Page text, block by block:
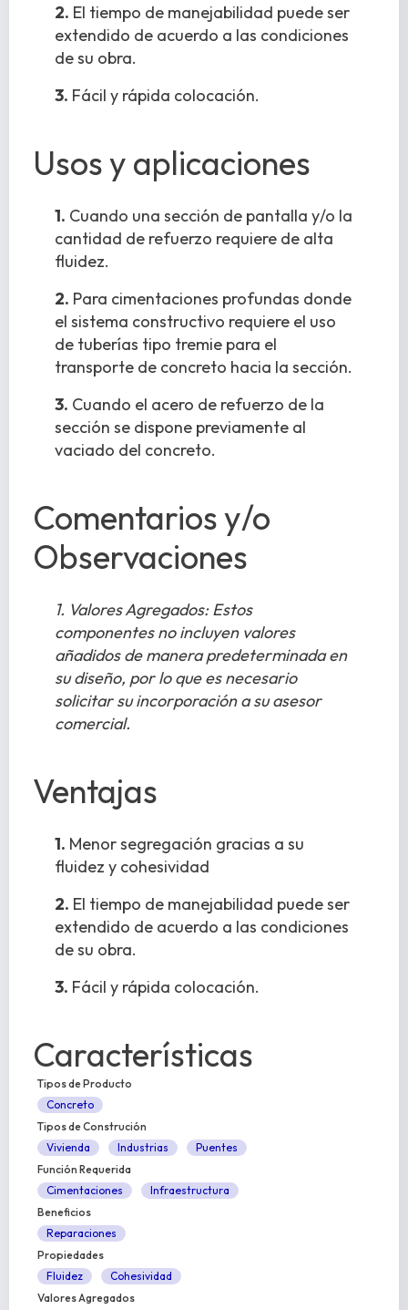
2. El tiempo de manejabilidad puede ser
extendido de acuerdo a las condiciones
de su obra.
3. Fácil y rápida colocación.
Usos y aplicaciones
1. Cuando una sección de pantalla y/o la
cantidad de refuerzo requiere de alta
fluidez.
2. Para cimentaciones profundas donde
el sistema constructivo requiere el uso
de tuberías tipo tremie para el
transporte de concreto hacia la sección.
3. Cuando el acero de refuerzo de la
sección se dispone previamente al
vaciado del concreto.
Comentarios y/o
Observaciones
1. Valores Agregados: Estos
componentes no incluyen valores
añadidos de manera predeterminada en
su diseño, por lo que es necesario
solicitar su incorporación a su asesor
comercial.
Ventajas
1. Menor segregación gracias a su
fluidez y cohesividad
2. El tiempo de manejabilidad puede ser
extendido de acuerdo a las condiciones
de su obra.
3. Fácil y rápida colocación.
Características
Tipos de Producto
Concreto
Tipos de Construción
Vivienda
Industrias
Puentes
Función Requerida
Cimentaciones
Infraestructura
Beneficios
Reparaciones
Propiedades
Fluidez
Cohesividad
Valores Agregados